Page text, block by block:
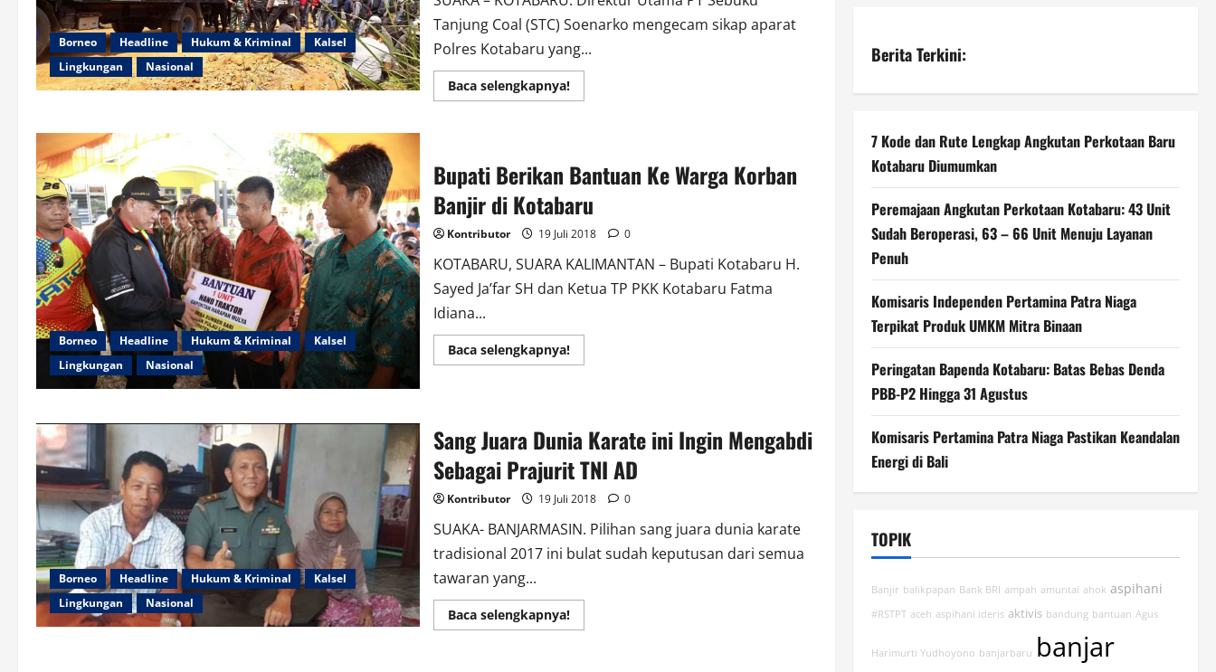
Borneo Headline Hukum & Kriminal
Kalsel
Lingkungan
Nasional
Tanjung Coal (STC) Soenarko mengecam sikap aparat
Polres Kotabaru yang...
Baca selengkapnya!Read
more
Tangkap
130
Karyawan
PT
Grup
Borneo Headline Hukum & Kriminal
Kalsel
Lingkungan
Nasional
Bupati Berikan Bantuan Ke Warga Korban
Banjir di Kotabaru
Kontributor 19 Juli 2018 0
KOTABARU, SUARA KALIMANTAN – Bupati Kotabaru H.
Sayed Ja’far SH dan Ketua TP PKK Kotabaru Fatma
Idiana...
Baca selengkapnya!Read
more
Warga
Korban
Banjir
di
Borneo Headline Hukum & Kriminal
Kalsel
Lingkungan
Nasional
Sang Juara Dunia Karate ini Ingin Mengabdi
Sebagai Prajurit TNI AD
Kontributor 19 Juli 2018 0
SUAKA- BANJARMASIN. Pilihan sang juara dunia karate
tradisional 2017 ini bulat sudah keputusan dari semua
tawaran yang...
Baca selengkapnya!Read
more
Berita Terkini:
7 Kode dan Rute Lengkap Angkutan Perkotaan Baru
Kotabaru Diumumkan
Peremajaan Angkutan Perkotaan Kotabaru: 43 Unit
Sudah Beroperasi, 63 – 66 Unit Menuju Layanan
Penuh
Komisaris Independen Pertamina Patra Niaga
Terpikat Produk UMKM Mitra Binaan
Peringatan Bapenda Kotabaru: Batas Bebas Denda
PBB-P2 Hingga 31 Agustus
Komisaris Pertamina Patra Niaga Pastikan Keandalan
Energi di Bali
TOPIK
Banjir balikpapan Bank BRI ampah amuntai ahok aspihani
#RSTPT aceh aspihani ideris aktivis bandung bantuan Agus
Harimurti Yudhoyono banjarbaru banjar